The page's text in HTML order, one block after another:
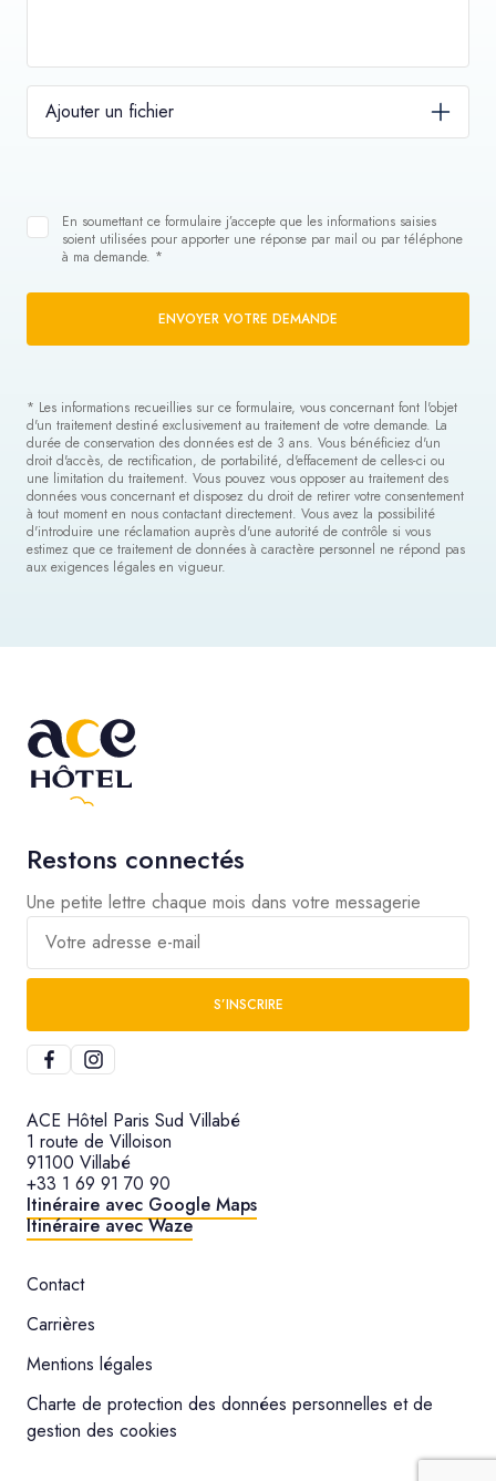
Ajouter un fichier
En soumettant ce formulaire j’accepte que les informations saisies
soient utilisées pour apporter une réponse par mail ou par téléphone
à ma demande. *
ENVOYER VOTRE DEMANDE
* Les informations recueillies sur ce formulaire, vous concernant font l'objet
d'un traitement destiné exclusivement au traitement de votre demande. La
durée de conservation des données est de 3 ans. Vous bénéficiez d'un
droit d'accès, de rectification, de portabilité, d'effacement de celles-ci ou
une limitation du traitement. Vous pouvez vous opposer au traitement des
données vous concernant et disposez du droit de retirer votre consentement
à tout moment en nous contactant directement. Vous avez la possibilité
d'introduire une réclamation auprès d'une autorité de contrôle si vous
estimez que ce traitement de données à caractère personnel ne répond pas
aux exigences légales en vigueur.
Restons connectés
Une petite lettre chaque mois dans votre messagerie
Votre adresse e-mail
S’INSCRIRE
ACE Hôtel Paris Sud Villabé
1 route de Villoison
91100 Villabé
+33 1 69 91 70 90
Itinéraire avec Google Maps
Itinéraire avec Waze
Contact
Carrières
Mentions légales
Charte de protection des données personnelles et de
gestion des cookies